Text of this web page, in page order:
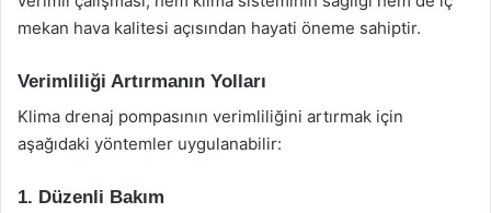
mekan hava kalitesi açısından hayati öneme sahiptir.
Verimliliği Artırmanın Yolları
Klima drenaj pompasının verimliliğini artırmak için
aşağıdaki yöntemler uygulanabilir:
1. Düzenli Bakım